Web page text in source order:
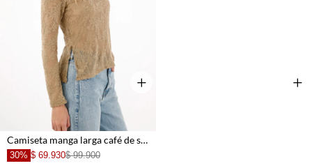
+
Camiseta manga larga café de silueta ajustada para mujer
30% $ 69.930$ 99.900
+